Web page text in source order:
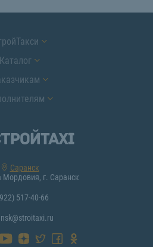
Каталог
Саранск
Мордовия, г. Саранск
517-40-66